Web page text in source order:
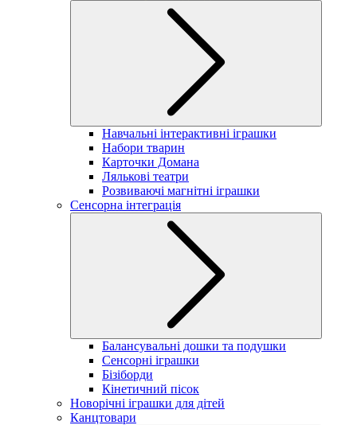
Навчальні інтерактивні іграшки
Набори тварин
Карточки Домана
Лялькові театри
Розвиваючі магнітні іграшки
Сенсорна інтеграція
Балансувальні дошки та подушки
Сенсорні іграшки
Бізіборди
Кінетичний пісок
Новорічні іграшки для дітей
Канцтовари